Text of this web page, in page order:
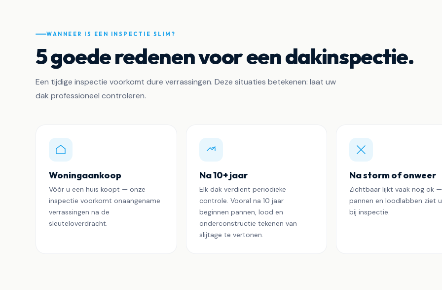
WANNEER IS EEN INSPECTIE SLIM?
5 goede redenen voor een dakinspectie.
Een tijdige inspectie voorkomt dure verrassingen. Deze situaties betekenen: laat uw
dak professioneel controleren.
Woningaankoop
Vóór u een huis koopt — onze
inspectie voorkomt onaangename
verrassingen na de
sleuteloverdracht.
Na 10+ jaar
Elk dak verdient periodieke
controle. Vooral na 10 jaar
beginnen pannen, lood en
onderconstructie tekenen van
slijtage te vertonen.
Na storm of onweer
Zichtbaar lijkt vaak nog ok
pannen en loodlabben ziet
bij inspectie.